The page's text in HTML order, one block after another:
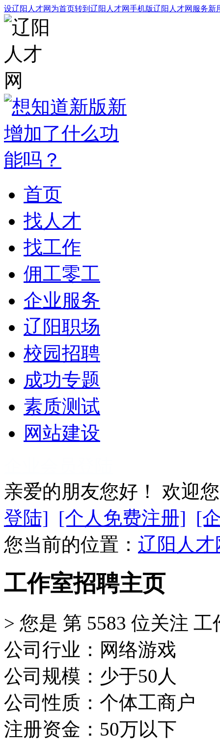
设辽阳人才网为首页转到辽阳人才网手机版辽阳人才网服务新
首页
找人才
找工作
佣工零工
企业服务
辽阳职场
校园招聘
成功专题
素质测试
网站建设
亲爱的朋友您好！ 欢迎
登陆] [个人免费注册] [
您当前的位置： 辽阳人才
工作室招聘主页
> 您是 第 5583 位关注 工
公司行业：网络游戏
公司规模：少于50人
公司性质：个体工商户
注册资金：50万以下